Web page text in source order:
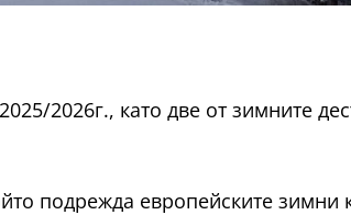
2026г., като две от зимните
подрежда европейските зимни